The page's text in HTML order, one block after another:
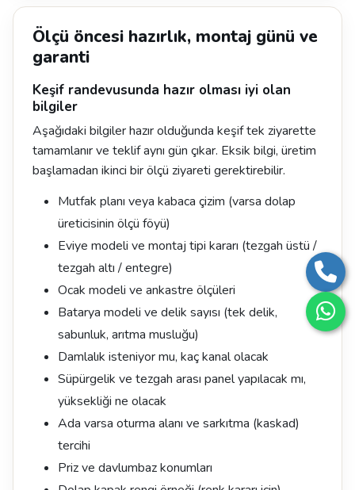
Ölçü öncesi hazırlık, montaj günü ve
garanti
Keşif randevusunda hazır olması iyi olan
bilgiler
Aşağıdaki bilgiler hazır olduğunda keşif tek ziyarette
tamamlanır ve teklif aynı gün çıkar. Eksik bilgi, üretim
başlamadan ikinci bir ölçü ziyareti gerektirebilir.
Mutfak planı veya kabaca çizim (varsa dolap
üreticisinin ölçü föyü)
Eviye modeli ve montaj tipi kararı (tezgah üstü /
tezgah altı / entegre)
Ocak modeli ve ankastre ölçüleri
Batarya modeli ve delik sayısı (tek delik,
sabunluk, arıtma musluğu)
Damlalık isteniyor mu, kaç kanal olacak
Süpürgelik ve tezgah arası panel yapılacak mı,
yüksekliği ne olacak
Ada varsa oturma alanı ve sarkıtma (kaskad)
tercihi
Priz ve davlumbaz konumları